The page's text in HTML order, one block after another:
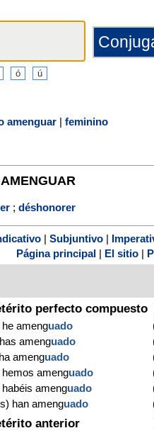
amenguar | feminino
AMENGUAR
; déshonorer
Subjuntivo
Página principal
El sitio
perfecto compuesto
he amenguado
amenguado
amenguado
hemos amenguado
amenguado
han amenguado
anterior